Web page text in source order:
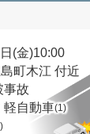
(金)10:00
町木江 付近
事故
軽自動車(1)